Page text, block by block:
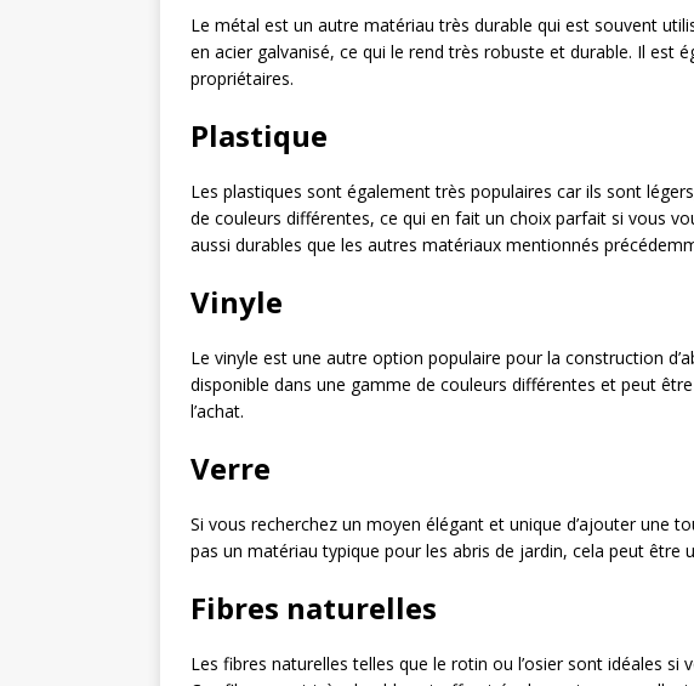
Le métal est un autre matériau très durable qui est souvent
en acier galvanisé, ce qui le rend très robuste et durable. Il est
propriétaires.
Plastique
Les plastiques sont également très populaires car ils sont
de couleurs différentes, ce qui en fait un choix parfait si vous
aussi durables que les autres matériaux mentionnés
Vinyle
Le vinyle est une autre option populaire pour la construction
disponible dans une gamme de couleurs différentes et peut
l’achat.
Verre
Si vous recherchez un moyen élégant et unique d’ajouter une
pas un matériau typique pour les abris de jardin, cela peut
Fibres naturelles
Les fibres naturelles telles que le rotin ou l’osier sont idéales